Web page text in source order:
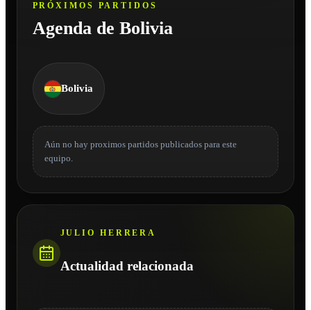
PRÓXIMOS PARTIDOS
Agenda de Bolivia
Bolivia
Aún no hay proximos partidos publicados para este
equipo.
JULIO HERRERA
Actualidad relacionada